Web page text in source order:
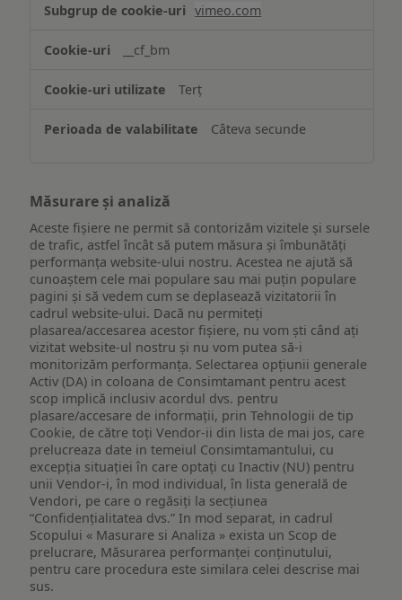
funcționalităților
ului
vimeo.com
__cf_bm
Terț
Câteva secunde
Măsurare și analiză
Aceste fișiere ne permit să contorizăm vizitele și sursele
de trafic, astfel încât să putem măsura și îmbunătăți
performanța website-ului nostru. Acestea ne ajută să
cunoaștem cele mai populare sau mai puțin populare
pagini și să vedem cum se deplasează vizitatorii în
cadrul website-ului. Dacă nu permiteți
plasarea/accesarea acestor fișiere, nu vom ști când ați
vizitat website-ul nostru și nu vom putea să-i
monitorizăm performanța. Selectarea opțiunii generale
Activ (DA) in coloana de Consimtamant pentru acest
scop implică inclusiv acordul dvs. pentru
plasare/accesare de informații, prin Tehnologii de tip
Cookie, de către toți Vendor-ii din lista de mai jos, care
prelucreaza date in temeiul Consimtamantului, cu
excepția situației în care optați cu Inactiv (NU) pentru
unii Vendor-i, în mod individual, în lista generală de
Vendori, pe care o regăsiți la secțiunea
“Confidențialitatea dvs.” In mod separat, in cadrul
Scopului « Masurare si Analiza » exista un Scop de
prelucrare, Măsurarea performanței conținutului,
pentru care procedura este similara celei descrise mai
sus.